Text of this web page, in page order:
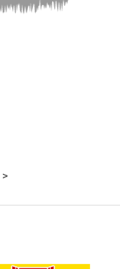
>